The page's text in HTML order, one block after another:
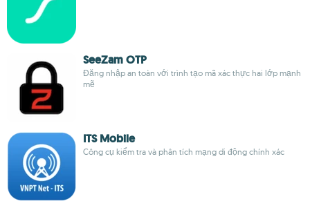
SeeZam OTP
Đăng nhập an toàn với trình tạo mã xác thực hai lớp mạnh
mẽ
ITS Mobile
Công cụ kiểm tra và phân tích mạng di động chính xác